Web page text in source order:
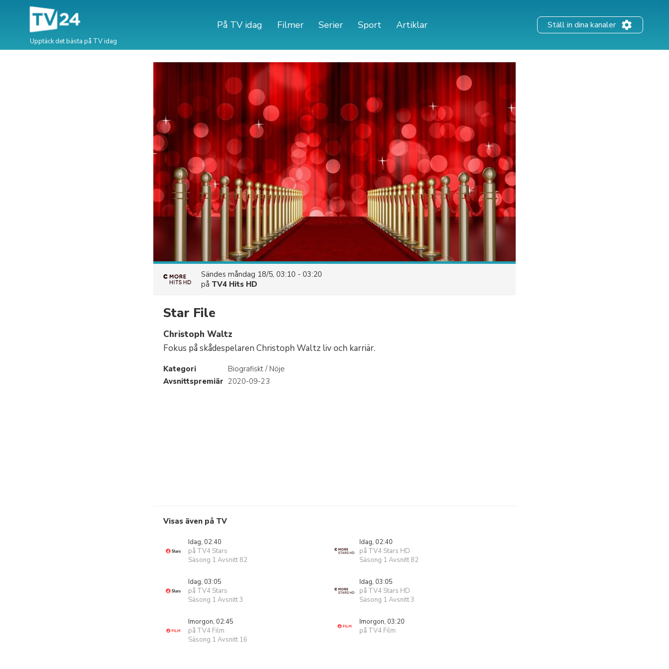
Upptäck det bästa på TV idag
På TV idag Filmer Serier Sport Artiklar Ställ in dina kanaler
Sändes måndag 18/5, 03:10 - 03:20
på TV4 Hits HD
Star File
Christoph Waltz
Fokus på skådespelaren Christoph Waltz liv och karriär.
Kategori
Biografiskt / Nöje
Avsnittspremiär 2020-09-23
Visas även på TV
Idag, 02:40
på TV4 Stars
Säsong 1 Avsnitt 82
Idag, 02:40
på TV4 Stars HD
Säsong 1 Avsnitt 82
Idag, 03:05
på TV4 Stars
Säsong 1 Avsnitt 3
Idag, 03:05
på TV4 Stars HD
Säsong 1 Avsnitt 3
Imorgon, 02:45
på TV4 Film
Säsong 1 Avsnitt 16
Imorgon, 03:20
på TV4 Film